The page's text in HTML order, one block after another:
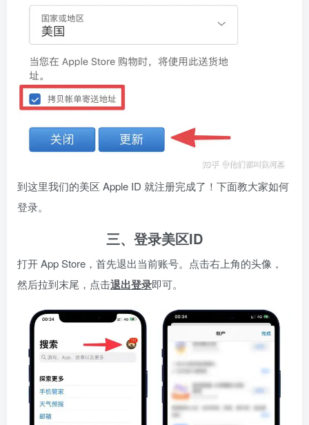
到这里我们的美区 Apple ID 就注册完成了！下面教大家如何
登录。
三、登录美区ID
打开 App Store，首先退出当前账号。点击右上角的头像，
然后拉到末尾，点击退出登录即可。